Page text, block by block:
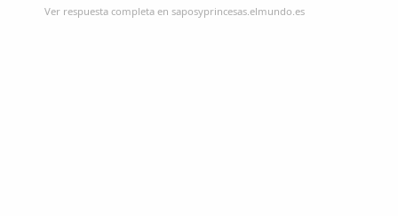
Ver respuesta completa en saposyprincesas.elmundo.es